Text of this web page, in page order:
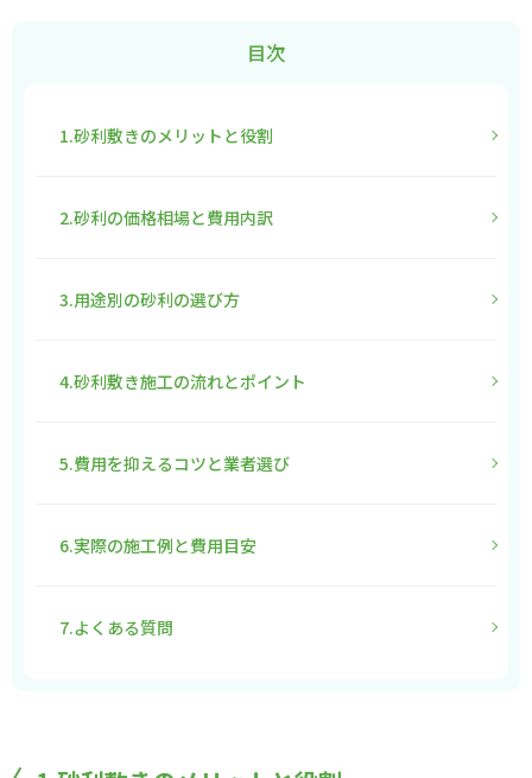
目次
1.砂利敷きのメリットと役割
2.砂利の価格相場と費用内訳
3.用途別の砂利の選び方
4.砂利敷き施工の流れとポイント
5.費用を抑えるコツと業者選び
6.実際の施工例と費用目安
7.よくある質問